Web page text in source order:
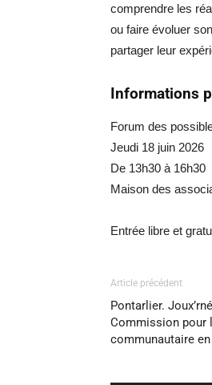
comprendre les
ou faire évoluer
partager leur
Informations
Forum des
Jeudi 18 juin 2026
De 13h30 à 16h30
Maison des
Entrée libre et
Article précédent
Pontarlier.
Commission pour
communautaire